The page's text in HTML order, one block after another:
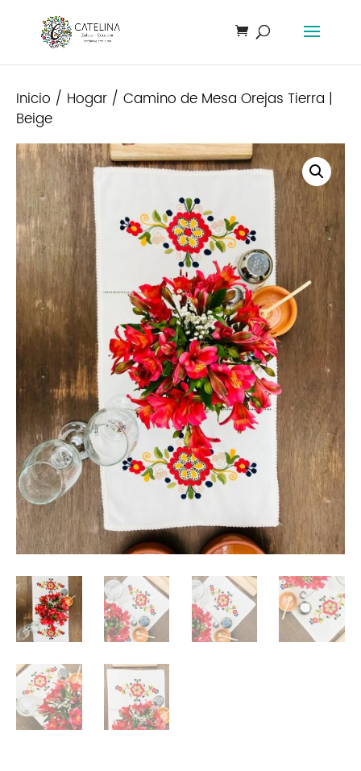
Inicio / Hogar / Camino de Mesa Orejas Tierra |
Beige